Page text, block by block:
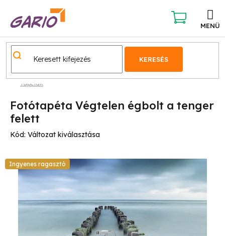
KERESÉS
KOSÁR
Tapéták
Fotótapéta Végtelen égbolt a tenger
felett
Kód: Változat kiválasztása
Ingyenes ragasztó